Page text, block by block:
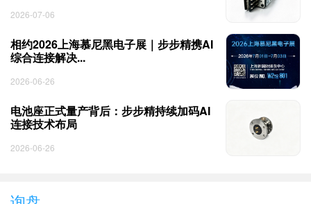
2026-07-06
相约2026上海慕尼黑电子展｜步步精携AI
综合连接解决...
2026-06-26
电池座正式量产背后：步步精持续加码AI
连接技术布局
2026-06-26